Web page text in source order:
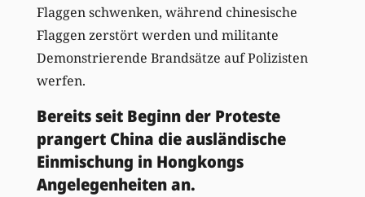
Flaggen schwenken, während chinesische
Flaggen zerstört werden und militante
Demonstrierende Brandsätze auf Polizisten
werfen.
Bereits seit Beginn der Proteste
prangert China die ausländische
Einmischung in Hongkongs
Angelegenheiten an.